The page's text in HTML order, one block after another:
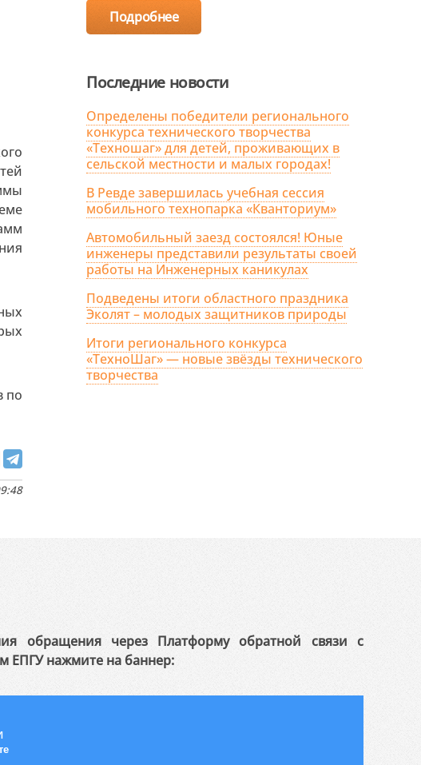
по
Подробнее
Последние новости
Определены победители регионального
конкурса технического творчества
«Техношаг» для детей, проживающих в
сельской местности и малых городах!
В Ревде завершилась учебная сессия
мобильного технопарка «Кванториум»
Автомобильный заезд состоялся! Юные
инженеры представили результаты своей
работы на Инженерных каникулах
Подведены итоги областного праздника
Эколят – молодых защитников природы
Итоги регионального конкурса
«ТехноШаг» — новые звёзды технического
творчества
обращения через Платформу обратной связи с
ЕПГУ нажмите на баннер: